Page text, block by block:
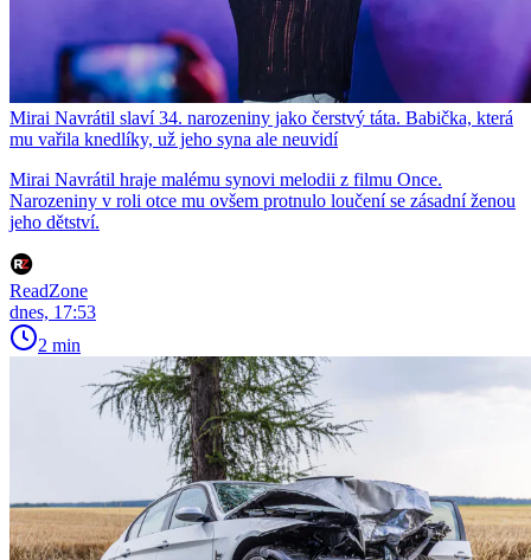
Mirai Navrátil slaví 34. narozeniny jako čerstvý táta. Babička, která
mu vařila knedlíky, už jeho syna ale neuvidí
Mirai Navrátil hraje malému synovi melodii z filmu Once.
Narozeniny v roli otce mu ovšem protnulo loučení se zásadní ženou
jeho dětství.
ReadZone
dnes, 17:53
2 min